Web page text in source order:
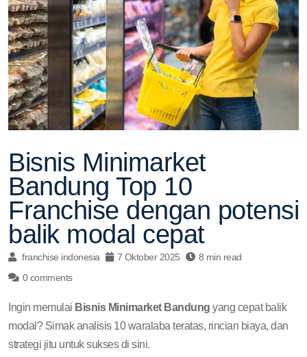
Bisnis Minimarket
Bandung Top 10
Franchise dengan potensi
balik modal cepat
franchise indonesia 7 Oktober 2025
8 min read
0 comments
Ingin memulai Bisnis Minimarket Bandung yang cepat balik
modal? Simak analisis 10 waralaba teratas, rincian biaya, dan
strategi jitu untuk sukses di sini.